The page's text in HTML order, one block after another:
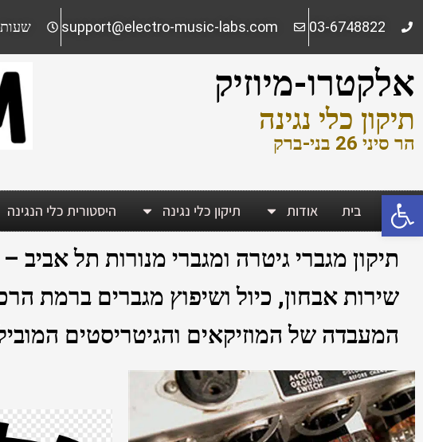
דילוג
לתוכן
03-6748822
support@electro-music-labs.com שעות
אלקטרו-מיוזיק
תיקון כלי נגינה
הר סיני 26 בני-ברק
בית אודות תיקון כלי נגינה היסטורית כלי הנגינה
תיקון מגברי גיטרה ומגברי מנורות תל
שירות אבחון, כיול ושיפוץ מגברים ברמת
המעבדה של המוזיקאים והגיטריסטים המובילים
פתח סרגל נגישות